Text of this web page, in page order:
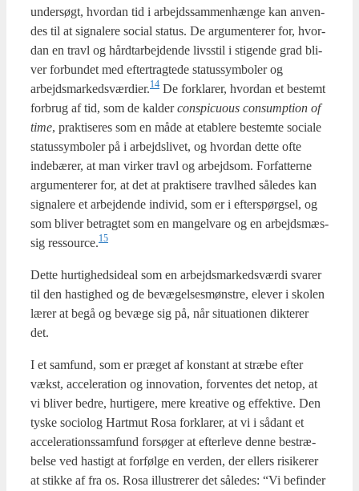
under­søgt, hvor­dan tid i arbejds­sam­men­hæn­ge kan anven­
des til at sig­na­le­re soci­al sta­tus. De argu­men­te­rer for, hvor­
dan en travl og hård­t­ar­bej­den­de livs­stil i sti­gen­de grad bli­
ver for­bun­det med efter­trag­te­de sta­tus­sym­bo­ler og
arbejdsmarkedsværdier.14 De for­kla­rer, hvor­dan et bestemt
for­brug af tid, som de kal­dercon­spi­cuous consump­tion of
time, prak­ti­se­res som en måde at etab­le­re bestem­te soci­a­le
sta­tus­sym­bo­ler på i arbejds­li­vet, og hvor­dan det­te ofte
inde­bæ­rer, at man vir­ker travl og arbejd­s­om. For­fat­ter­ne
argu­men­te­rer for, at det at prak­ti­se­re travlhed såle­des kan
sig­na­le­re et arbej­den­de indi­vid, som er i efter­spørgsel, og
som bli­ver betrag­tet som en man­gelva­re og en arbejds­mæs­
sig ressource.15
Det­te hur­tig­heds­i­de­al som en arbejds­mar­keds­vær­di sva­rer
til den hastig­hed og de bevæ­gel­ses­møn­stre, ele­ver i sko­len
lærer at begå og bevæ­ge sig på, når situ­a­tio­nen dik­te­rer
det.
I et sam­fund, som er præ­get af kon­stant at stræ­be efter
vækst, acce­le­ra­tion og innova­tion, for­ven­tes det net­op, at
vi bli­ver bed­re, hur­ti­ge­re, mere kre­a­ti­ve og effek­ti­ve. Den
tyske socio­log Hart­mut Rosa for­kla­rer, at vi i sådant et
acce­le­ra­tions­sam­fund for­sø­ger at efter­le­ve den­ne bestræ­
bel­se ved hastigt at for­føl­ge en ver­den, der ellers risi­ke­rer
at stik­ke af fra os. Rosa illu­stre­rer det såle­des: “Vi befin­der